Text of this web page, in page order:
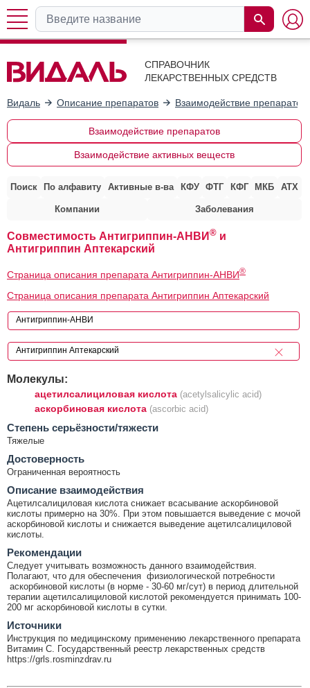
СПРАВОЧНИК
ЛЕКАРСТВЕННЫХ СРЕДСТВ
Видаль Описание препаратов Взаимодействие препаратов
Взаимодействие препаратов
Взаимодействие активных веществ
Поиск По алфавиту Активные в-ва КФУ ФТГ КФГ МКБ АТХ
Компании Заболевания
Совместимость Антигриппин-АНВИ ® и
Антигриппин Аптекарский
Страница описания препарата Антигриппин-АНВИ®
Страница описания препарата Антигриппин Аптекарский
Молекулы:
ацетилсалициловая кислота (acetylsalicylic acid)
аскорбиновая кислота (ascorbic acid)
Cтепень серьёзности/тяжести
Тяжелые
Достоверность
Ограниченная вероятность
Описание взаимодействия
Ацетилсалициловая кислота снижает всасывание аскорбиновой
кислоты примерно на 30%. При этом повышается выведение с мочой
аскорбиновой кислоты и снижается выведение ацетилсалициловой
кислоты.
Рекомендации
Следует учитывать возможность данного взаимодействия.
Полагают, что для обеспечения физиологической потребности
аскорбиновой кислоты (в норме - 30-60 мг/сут) в период длительной
терапии ацетилсалициловой кислотой рекомендуется принимать 100-
200 мг аскорбиновой кислоты в сутки.
Источники
Инструкция по медицинскому применению лекарственного препарата
Витамин C. Государственный реестр лекарственных средств
https://grls.rosminzdrav.ru